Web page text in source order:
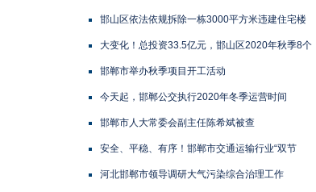
邯山区依法依规拆除一栋3000平方米违建住宅楼
大变化！总投资33.5亿元，邯山区2020年秋季8个
邯郸市举办秋季项目开工活动
今天起，邯郸公交执行2020年冬季运营时间
邯郸市人大常委会副主任陈希斌被查
安全、平稳、有序！邯郸市交通运输行业“双节
河北邯郸市领导调研大气污染综合治理工作